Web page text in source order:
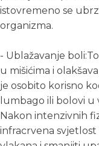
istovremeno se
organizma.
- Ublažavanje
u mišićima i
je osobito korisno
lumbago ili bolovi u
Nakon intenzivnih
infracrvena